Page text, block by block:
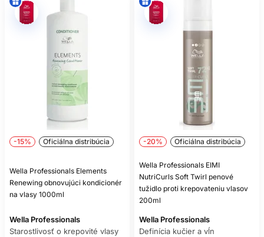
-15% Oficiálna distribúcia
Wella Professionals Elements
Renewing obnovujúci kondicionér
na vlasy 1000ml
Wella Professionals
Starostlivosť o krepovité vlasy
-20% Oficiálna distribúcia
Wella Professionals EIMI
NutriCurls Soft Twirl penové
tužidlo proti krepovateniu vlasov
200ml
Wella Professionals
Definícia kučier a vĺn